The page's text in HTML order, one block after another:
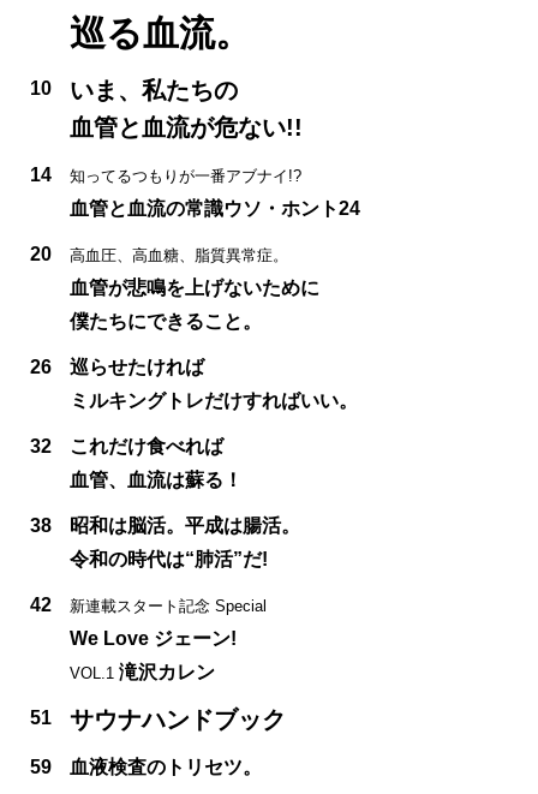
巡る血流。
10
いま、私たちの
血管と血流が危ない!!
14 知ってるつもりが一番アブナイ!?
血管と血流の常識ウソ・ホント24
20 高血圧、高血糖、脂質異常症。
血管が悲鳴を上げないために
僕たちにできること。
26
巡らせたければ
ミルキングトレだけすればいい。
32
これだけ食べれば
血管、血流は蘇る！
38
昭和は脳活。平成は腸活。
令和の時代は“肺活”だ!
42 新連載スタート記念 Special
We Love ジェーン!
VOL.1 滝沢カレン
51 サウナハンドブック
59 血液検査のトリセツ。